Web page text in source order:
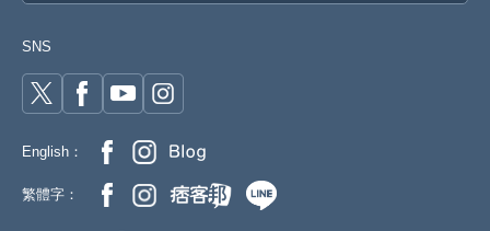
SNS
English：
繁體字：